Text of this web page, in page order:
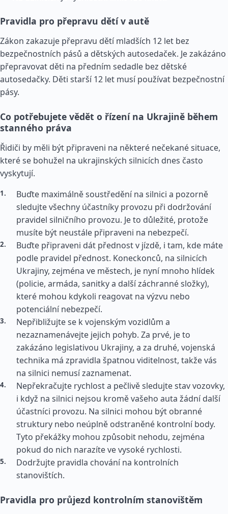
Pravidla pro přepravu dětí v autě
Zákon zakazuje přepravu dětí mladších 12 let bez
bezpečnostních pásů a dětských autosedaček. Je zakázáno
přepravovat děti na předním sedadle bez dětské
autosedačky. Děti starší 12 let musí používat bezpečnostní
pásy.
Co potřebujete vědět o řízení na Ukrajině během
stanného práva
Řidiči by měli být připraveni na některé nečekané situace,
které se bohužel na ukrajinských silnicích dnes často
vyskytují.
Buďte maximálně soustředění na silnici a pozorně
sledujte všechny účastníky provozu při dodržování
pravidel silničního provozu. Je to důležité, protože
musíte být neustále připraveni na nebezpečí.
Buďte připraveni dát přednost v jízdě, i tam, kde máte
podle pravidel přednost. Koneckonců, na silnicích
Ukrajiny, zejména ve městech, je nyní mnoho hlídek
(policie, armáda, sanitky a další záchranné složky),
které mohou kdykoli reagovat na výzvu nebo
potenciální nebezpečí.
Nepřibližujte se k vojenským vozidlům a
nezaznamenávejte jejich pohyb. Za prvé, je to
zakázáno legislativou Ukrajiny, a za druhé, vojenská
technika má zpravidla špatnou viditelnost, takže vás
na silnici nemusí zaznamenat.
Nepřekračujte rychlost a pečlivě sledujte stav vozovky,
i když na silnici nejsou kromě vašeho auta žádní další
účastníci provozu. Na silnici mohou být obranné
struktury nebo neúplně odstraněné kontrolní body.
Tyto překážky mohou způsobit nehodu, zejména
pokud do nich narazíte ve vysoké rychlosti.
Dodržujte pravidla chování na kontrolních
stanovištích.
Pravidla pro průjezd kontrolním stanovištěm